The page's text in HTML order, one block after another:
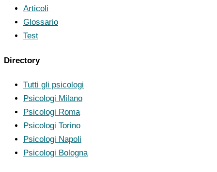
Articoli
Glossario
Test
Directory
Tutti gli psicologi
Psicologi Milano
Psicologi Roma
Psicologi Torino
Psicologi Napoli
Psicologi Bologna